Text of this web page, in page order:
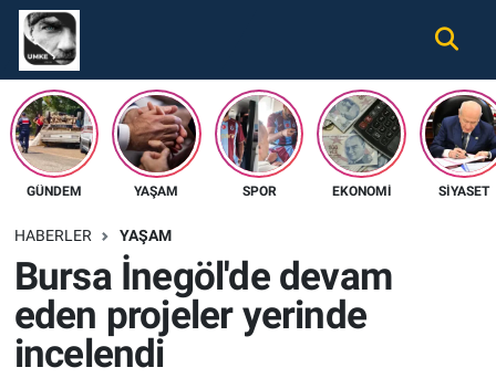
GÜNDEM YAŞAM SPOR EKONOMI SIYASET
HABERLER YAŞAM
Bursa İnegöl'de devam
eden projeler yerinde
incelendi
Gündem
Ekonomi
Spor
Magazin
Tüm Haberler
İletişim
Nöbetçi Eczaneler
Hava Durumu
Namaz Vakitleri
Trafik Durumu
Süper Lig Puan Durumu ve Fikstür
Tüm Manşetler